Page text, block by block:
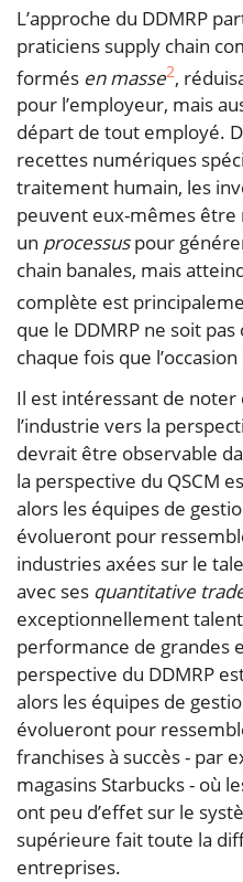
L’approche du DDMRP
praticiens supply chain
formés en masse2,
pour l’employeur, mais
départ de tout employé.
recettes numériques
traitement humain, les
peuvent eux-mêmes être
un processuspour
chain banales, mais
complète est
que le DDMRP ne soit
chaque fois que
Il est intéressant de noter
l’industrie vers la
devrait être observable
la perspective du QSCM
alors les équipes de
évolueront pour
industries axées sur le
avec ses quantitative
exceptionnellement
performance de grandes
perspective du DDMRP
alors les équipes de
évolueront pour
franchises à succès - par
magasins Starbucks - où
ont peu d’effet sur le
supérieure fait toute la
entreprises.